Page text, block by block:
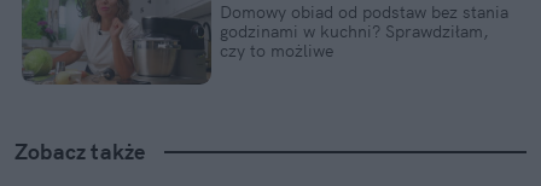
Domowy obiad od podstaw bez stania
godzinami w kuchni? Sprawdziłam,
czy to możliwe
Zobacz także